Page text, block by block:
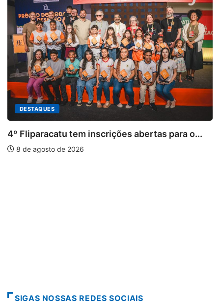
DESTAQUES
4º Fliparacatu tem inscrições abertas para o...
8 de agosto de 2026
SIGAS NOSSAS REDES SOCIAIS